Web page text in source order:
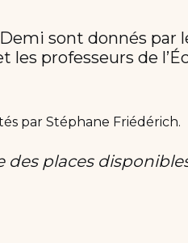
sont donnés par
les professeurs de
par Stéphane Friédérich.
des places